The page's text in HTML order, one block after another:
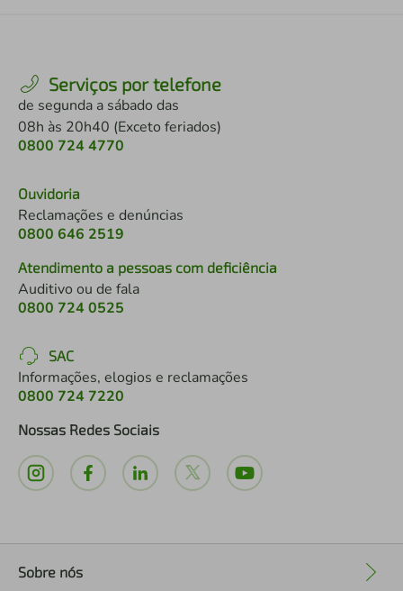
Serviços por telefone
de segunda a sábado das
08h às 20h40 (Exceto feriados)
0800 724 4770
Ouvidoria
Reclamações e denúncias
0800 646 2519
Atendimento a pessoas com deficiência
Auditivo ou de fala
0800 724 0525
SAC
Informações, elogios e reclamações
0800 724 7220
Nossas Redes Sociais
Sobre nós